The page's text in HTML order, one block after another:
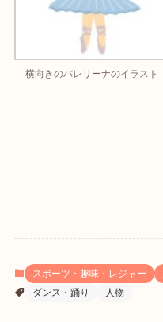
横向きのバレリーナのイラスト
スポーツ・趣味・レジャー
ダンス・踊り
人物